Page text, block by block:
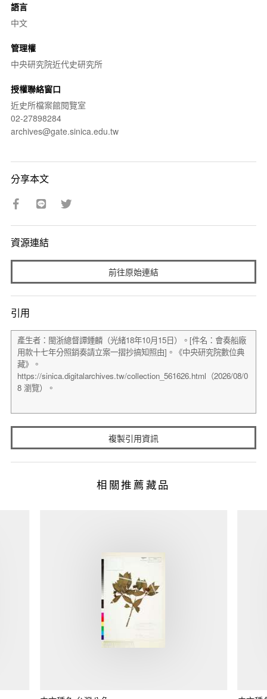
語言
中文
管理權
中央研究院近代史研究所
授權聯絡窗口
近史所檔案館閱覽室
02-27898284
archives@gate.sinica.edu.tw
分享本文
資源連結
前往原始連結
引用
複製引用資訊
相關推薦藏品